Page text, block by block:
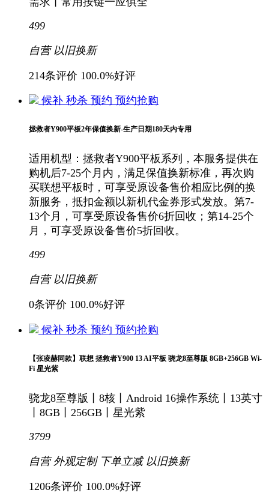
499
自营 以旧换新
214条评价 100.0%好评
候补 秒杀 预约 预约抢购
拯救者Y900平板2年保值换新-生产日期180天内专用
适用机型：拯救者Y900平板系列，本服务提供在
购机后7-25个月内，满足保值换新标准，再次购
买联想平板时，可享受原设备售价相应比例的换
新服务，抵扣金额以新机代金券形式发放。第7-
13个月，可享受原设备售价6折回收；第14-25个
月，可享受原设备售价5折回收。
499
自营 以旧换新
0条评价 100.0%好评
候补 秒杀 预约 预约抢购
【张凌赫同款】联想 拯救者Y900 13 AI平板 骁龙8至尊版 8GB+256GB Wi-
Fi 星光紫
骁龙8至尊版丨8核丨Android 16操作系统丨13英寸
丨8GB丨256GB丨星光紫
3799
自营 外观定制 下单立减 以旧换新
1206条评价 100.0%好评